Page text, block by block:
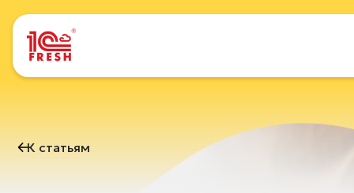
К статьям